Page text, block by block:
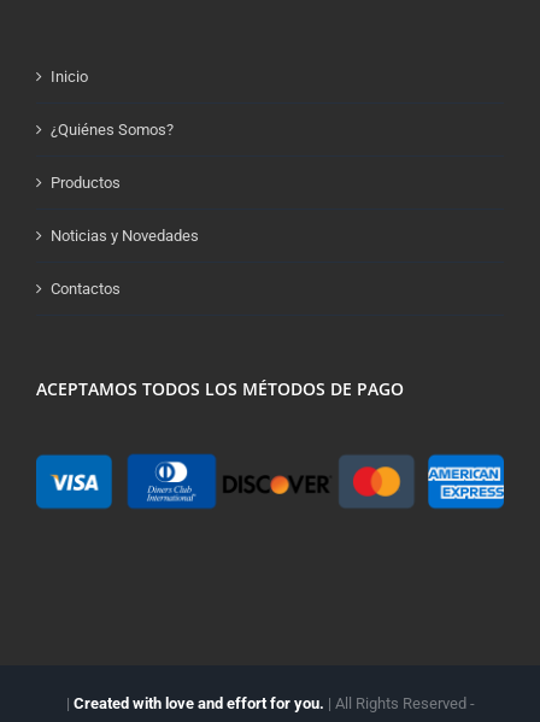
Inicio
¿Quiénes Somos?
Productos
Noticias y Novedades
Contactos
ACEPTAMOS TODOS LOS MÉTODOS DE PAGO
| Created with love and effort for you. | All Rights Reserved -